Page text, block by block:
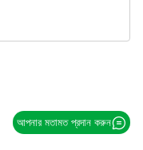
আপনার মতামত প্রদান করুন